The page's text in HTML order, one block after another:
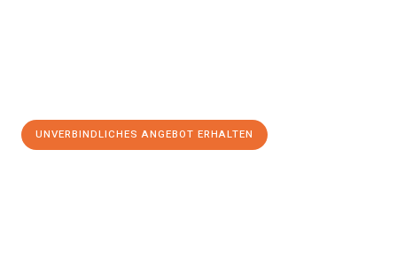
UNVERBINDLICHES ANGEBOT ERHALTEN